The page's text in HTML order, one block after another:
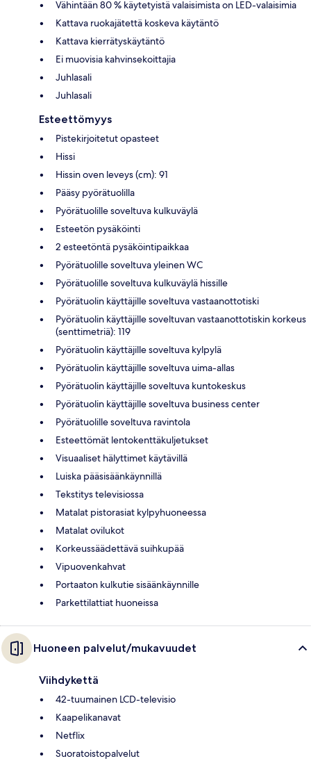
Vähintään 80 % käytetyistä valaisimista on LED-valaisimia
Kattava ruokajätettä koskeva käytäntö
Kattava kierrätyskäytäntö
Ei muovisia kahvinsekoittajia
Juhlasali
Juhlasali
Esteettömyys
Pistekirjoitetut opasteet
Hissi
Hissin oven leveys (cm): 91
Pääsy pyörätuolilla
Pyörätuolille soveltuva kulkuväylä
Esteetön pysäköinti
2 esteetöntä pysäköintipaikkaa
Pyörätuolille soveltuva yleinen WC
Pyörätuolille soveltuva kulkuväylä hissille
Pyörätuolin käyttäjille soveltuva vastaanottotiski
Pyörätuolin käyttäjille soveltuvan vastaanottotiskin korkeus
(senttimetriä): 119
Pyörätuolin käyttäjille soveltuva kylpylä
Pyörätuolin käyttäjille soveltuva uima-allas
Pyörätuolin käyttäjille soveltuva kuntokeskus
Pyörätuolin käyttäjille soveltuva business center
Pyörätuolille soveltuva ravintola
Esteettömät lentokenttäkuljetukset
Visuaaliset hälyttimet käytävillä
Luiska pääsisäänkäynnillä
Tekstitys televisiossa
Matalat pistorasiat kylpyhuoneessa
Matalat ovilukot
Korkeussäädettävä suihkupää
Vipuovenkahvat
Portaaton kulkutie sisäänkäynnille
Parkettilattiat huoneissa
Huoneen palvelut/mukavuudet
Viihdykettä
42-tuumainen LCD-televisio
Kaapelikanavat
Netflix
Suoratoistopalvelut